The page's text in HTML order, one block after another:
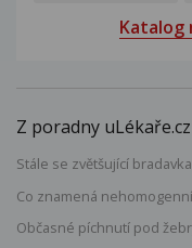
Katalog
Z poradny uLékaře.cz
Stále se zvětšující bradavka
Co znamená
Občasné píchnutí pod